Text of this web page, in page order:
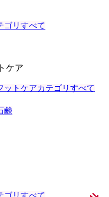
ゴリすべて
ケア
ットケアカテゴリすべて
鹸